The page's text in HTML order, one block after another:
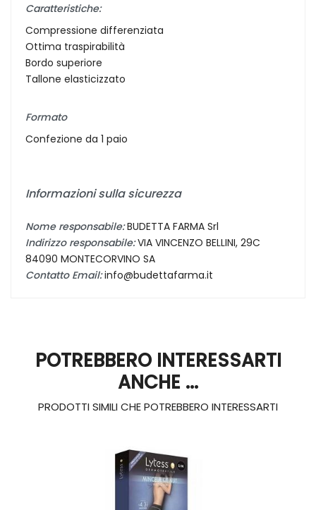
Caratteristiche:
Compressione differenziata
Ottima traspirabilità
Bordo superiore
Tallone elasticizzato
Formato
Confezione da 1 paio
Informazioni sulla sicurezza
Nome responsabile:BUDETTA FARMA Srl
Indirizzo responsabile:VIA VINCENZO BELLINI, 29C
84090 MONTECORVINO SA
Contatto Email:info@budettafarma.it
POTREBBERO INTERESSARTI
ANCHE ...
PRODOTTI SIMILI CHE POTREBBERO INTERESSARTI